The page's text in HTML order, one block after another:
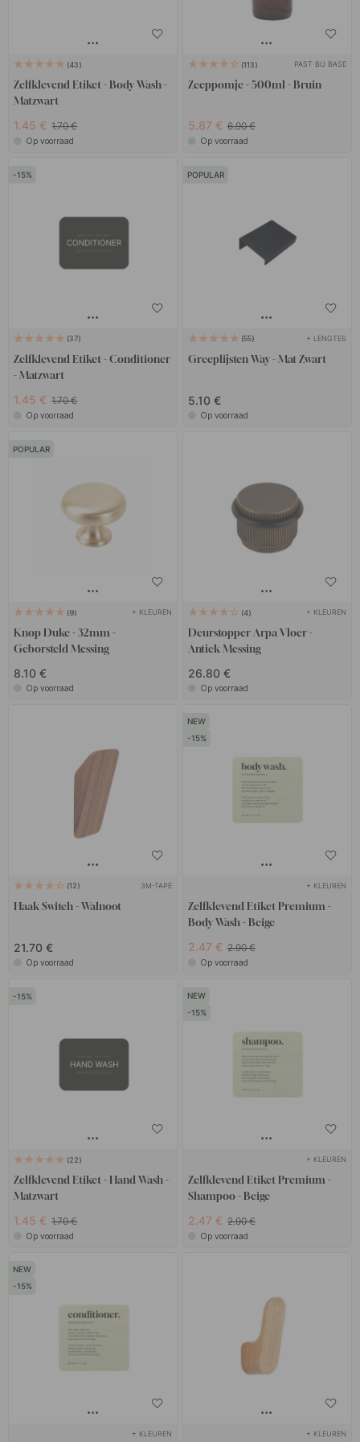
43
Zelfklevend Etiket - Body Wash -
Matzwart
1.45 € 1.70 €
Op voorraad
113 PAST BIJ BASE
Zeeppomje - 500ml - Bruin
5.87 € 6.90 €
Op voorraad
15
37
Zelfklevend Etiket - Conditioner
- Matzwart
1.45 € 1.70 €
Op voorraad
POPULAR
55 + LENGTES
Greeplijsten Way - Mat Zwart
5.10 €
Op voorraad
POPULAR
9 + KLEUREN
Knop Duke - 32mm -
Geborsteld Messing
8.10 €
Op voorraad
4 + KLEUREN
Deurstopper Arpa Vloer -
Antiek Messing
26.80 €
Op voorraad
12 3M-TAPE
Haak Switch - Walnoot
21.70 €
Op voorraad
15
+ KLEUREN
Zelfklevend Etiket Premium -
Body Wash - Beige
2.47 € 2.90 €
Op voorraad
15
22
Zelfklevend Etiket - Hand Wash -
Matzwart
1.45 € 1.70 €
Op voorraad
15
+ KLEUREN
Zelfklevend Etiket Premium -
Shampoo - Beige
2.47 € 2.90 €
Op voorraad
15
+ KLEUREN + KLEUREN